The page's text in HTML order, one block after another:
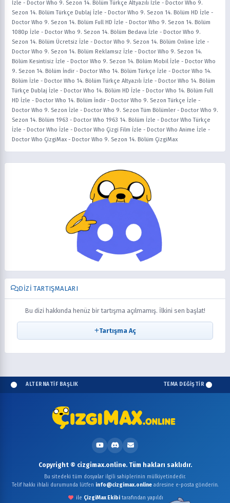
İzle - Doctor Who 9. Sezon 14. Bölüm Türkçe Altyazılı İzle - Doctor Who 9.
Sezon 14. Bölüm Türkçe Dublaj İzle - Doctor Who 9. Sezon 14. Bölüm HD İzle -
Doctor Who 9. Sezon 14. Bölüm Full HD İzle - Doctor Who 9. Sezon 14. Bölüm
1080p İzle - Doctor Who 9. Sezon 14. Bölüm Bedava İzle - Doctor Who 9.
Sezon 14. Bölüm Ücretsiz İzle - Doctor Who 9. Sezon 14. Bölüm Online İzle -
Doctor Who 9. Sezon 14. Bölüm Reklamsız İzle - Doctor Who 9. Sezon 14.
Bölüm Kesintisiz İzle - Doctor Who 9. Sezon 14. Bölüm Mobil İzle - Doctor Who
9. Sezon 14. Bölüm İndir - Doctor Who 14. Bölüm Türkçe İzle - Doctor Who 14.
Bölüm İzle - Doctor Who 14. Bölüm Türkçe Altyazılı İzle - Doctor Who 14. Bölüm
Türkçe Dublaj İzle - Doctor Who 14. Bölüm HD İzle - Doctor Who 14. Bölüm Full
HD İzle - Doctor Who 14. Bölüm İndir - Doctor Who 9. Sezon Türkçe İzle -
Doctor Who 9. Sezon İzle - Doctor Who 9. Sezon Tüm Bölümler - Doctor Who 9.
Sezon 14. Bölüm 1963 - Doctor Who 1963 14. Bölüm İzle - Doctor Who Türkçe
İzle - Doctor Who İzle - Doctor Who Çizgi Film İzle - Doctor Who Anime İzle -
Doctor Who ÇizgiMax - Doctor Who 9. Sezon 14. Bölüm ÇizgiMax
DIZI TARTIŞMALARI
Bu dizi hakkında henüz bir tartışma açılmamış. İlkini sen başlat!
Tartışma Aç
ALTERNATİF BAŞLIK TEMA DEĞİŞTİR
Copyright © cizgimax.online. Tüm hakları saklıdır.
Bu sitedeki tüm dosyalar ilgili sahiplerinin mülkiyetindedir.
Telif hakkı ihlali durumunda lütfen info@cizgimax.onlineadresine e-posta gönderin.
ile ÇizgiMax Ekibitarafından yapıldı